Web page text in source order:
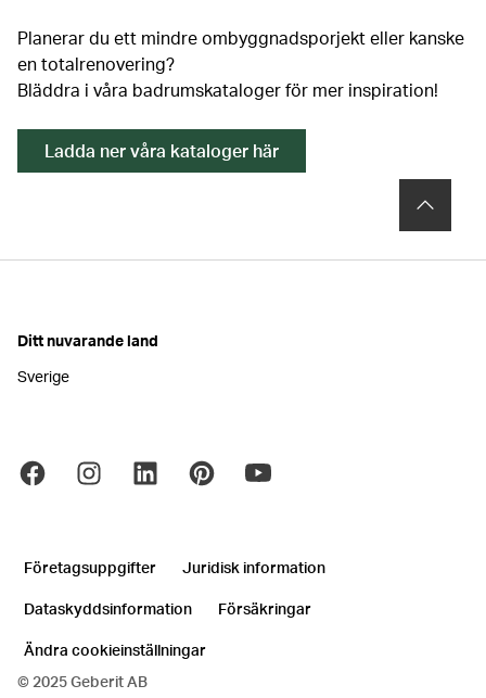
Planerar du ett mindre ombyggnadsporjekt eller kanske
en totalrenovering?
Bläddra i våra badrumskataloger för mer inspiration!
Ladda ner våra kataloger här
Ditt nuvarande land
Sverige
© 2025 Geberit AB
Företagsuppgifter Juridisk information
Dataskyddsinformation Försäkringar
Ändra cookieinställningar